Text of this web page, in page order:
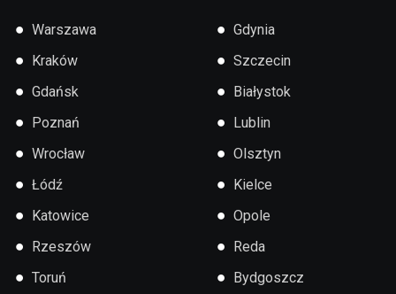
● Warszawa
● Kraków
● Gdańsk
● Poznań
● Wrocław
● Łódź
● Katowice
● Rzeszów
● Toruń
● Gdynia
● Szczecin
● Białystok
● Lublin
● Olsztyn
● Kielce
● Opole
● Reda
● Bydgoszcz